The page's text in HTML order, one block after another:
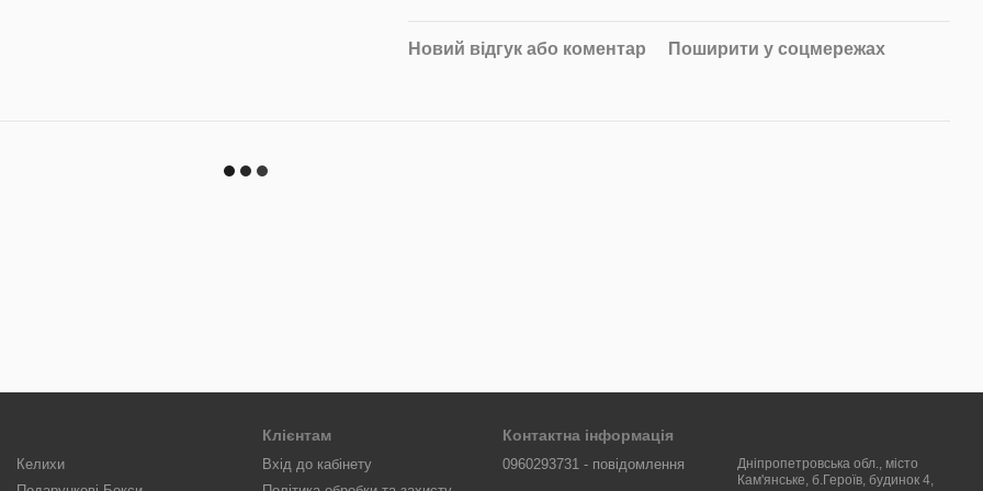
Новий відгук або коментар Поширити у соцмережах
Келихи
Клієнтам
Вхід до кабінету
Контактна інформація
0960293731 - повідомлення
Дніпропетровська обл., місто
Кам'янське, б.Героїв, будинок 4,